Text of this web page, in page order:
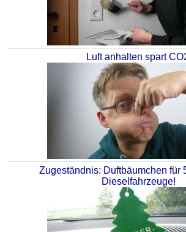
Luft anhalten spart
Zugeständnis: Duftbäumchen für
Dieselfahrzeuge!